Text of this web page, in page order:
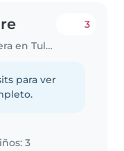
Trabajo para niñera en Tultepec
3
para ver
3